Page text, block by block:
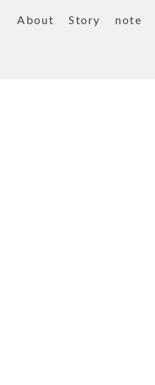
About Story note